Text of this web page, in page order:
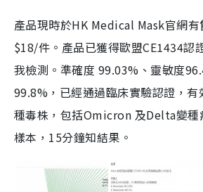
產品現時於HK Medical Mask官網
$18/件。產品已獲得歐盟CE1434認
我檢測。準確度 99.03%、靈敏度
99.8%，已經通過臨床實驗認證，有
種毒株，包括Omicron 及Delta變種
樣本，15分鐘知結果。